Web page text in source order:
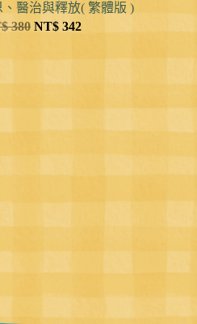
、醫治與釋放( 繁體版 )
380 NT$342